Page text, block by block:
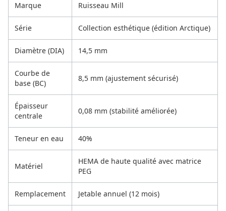
Marque Ruisseau Mill
Série Collection esthétique (édition Arctique)
Diamètre (DIA) 14,5 mm
Courbe de
base (BC)
8,5 mm (ajustement sécurisé)
Épaisseur
centrale
0,08 mm (stabilité améliorée)
Teneur en eau 40%
Matériel
HEMA de haute qualité avec matrice
PEG
Remplacement Jetable annuel (12 mois)